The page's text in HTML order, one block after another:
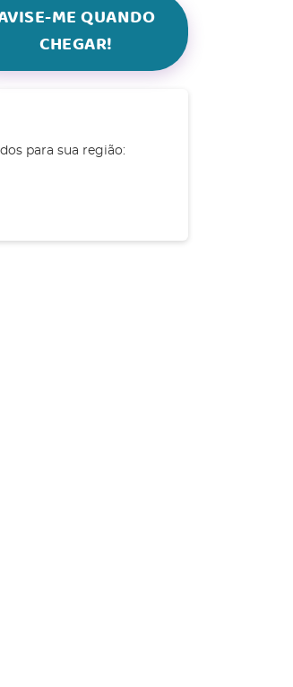
ME QUANDO
CHEGAR!
para sua região: